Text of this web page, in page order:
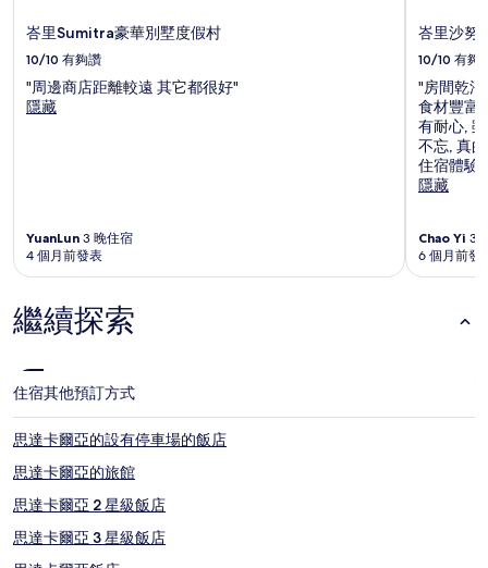
峇里Sumitra豪華別墅度假村
10/10 有夠讚
"周邊商店距離較遠 其它都很好"
隱藏
YuanLun 3 晚住宿
4 個月前發表
峇里沙努
10/10 有夠
"房間乾
食材豐富
有耐心,
不忘, 真
住宿體驗
隱藏
Chao Yi 3
6 個月前發
繼續探索
住宿其他預訂方式
思達卡爾亞的設有停車場的飯店
思達卡爾亞的旅館
思達卡爾亞 2 星級飯店
思達卡爾亞 3 星級飯店